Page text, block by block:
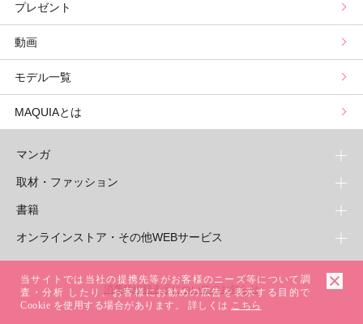
野毛まゆりの実況野毛Channel
星谷菜々の美に効くスイーツ
山本舞香のBeauty Script
動物キャラナビ占い
ムーン・リーの運を呼び寄せる香り
顔タイプ髪型診断
検索
プレゼント
動画
モデル一覧
MAQUIAとは
マンガ
少年マンガ
週刊少年ジャンプ
少年ジャンプ+
ジャンプTOON
青年マンガ
少年ジャンプ+
ZEBRACK
S-MANGA
少女マンガ
ジャンプTOON
ZEBRACK
S-MANGA
女性マンガ
ジャンプTOON
ZEBRACK
取材・ファッション
ファッション・美容
Seventeen
BAILA
MAQUIA
芸能・情報・スポーツ
Myojo
週プレNEWS
週プレ グラジャパ!
書籍
文芸・文庫・総合
すばる
小説すばる
集英社 文芸ステーション
学芸・ノンフィクション・新書
1日5分で、明日は変わる よみタイ yomitai
集英社学芸部 - 学芸・ノンフィクション
ライトノベル・ノベライズ
オンラインストア・その他WEBサービス
オンラインストア
OTO
SHUEISHA MANGA-ART HERITAGE
その他WEBサービス消費税総額表示についてのお知らせ
当サイトでは当社の提携先等がお客様のニーズ等について調
査・分析 したり、お客様にお勧めの広告を表示する目的で
Cookie を使用する場合があります。 詳しくは こちら